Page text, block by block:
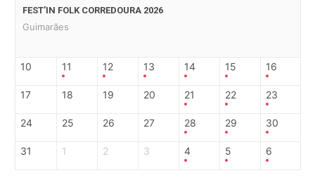
FEST’IN FOLK CORREDOURA 2026
Guimarães
10 11 12 13 14 15 16
17 18 19 20 21 22 23
24 25 26 27 28 29 30
31 1 2 3 4 5 6